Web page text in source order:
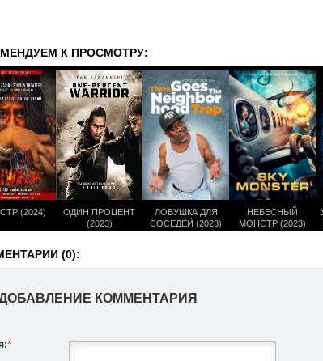
К ПРОСМОТРУ:
(2024)
ОДИН ПРОЦЕНТ
(2023)
ЛОВУШКА ДЛЯ
СОСЕДЕЙ (2023)
НЕБЕСНЫЙ
МОНСТР (2023)
(0):
КОММЕНТАРИЯ
*